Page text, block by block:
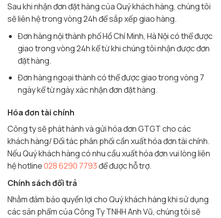
Sau khi nhận đơn đặt hàng của Quý khách hàng, chúng tôi
sẽ liên hệ trong vòng 24h để sắp xếp giao hàng.
Đơn hàng nội thành phố Hồ Chí Minh, Hà Nội có thể được
giao trong vòng 24h kể từ khi chúng tôi nhận được đơn
đặt hàng.
Đơn hàng ngoại thành có thể được giao trong vòng 7
ngày kể từ ngày xác nhận đơn đặt hàng.
Hóa đơn tài chính
Công ty sẽ phát hành và gửi hóa đơn GTGT cho các
khách hàng/ Đối tác phân phối cần xuất hóa đơn tài chính.
Nếu Quý khách hàng có nhu cầu xuất hóa đơn vui lòng liên
hệ hotline028 6290 7793để được hỗ trợ.
Chính sách đổi trả
Nhằm đảm bảo quyền lợi cho Quý khách hàng khi sử dụng
các sản phẩm của Công Ty TNHH Anh Vũ, chúng tôi sẽ